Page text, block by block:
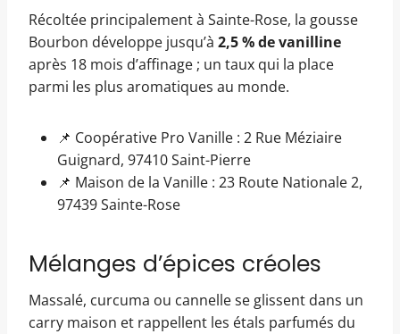
Récoltée principalement à Sainte-Rose, la gousse
Bourbon développe jusqu’à 2,5 % de vanilline
après 18 mois d’affinage ; un taux qui la place
parmi les plus aromatiques au monde.
📌 Coopérative Pro Vanille : 2 Rue Méziaire
Guignard, 97410 Saint-Pierre
📌 Maison de la Vanille : 23 Route Nationale 2,
97439 Sainte-Rose
Mélanges d’épices créoles
Massalé, curcuma ou cannelle se glissent dans un
carry maison et rappellent les étals parfumés du